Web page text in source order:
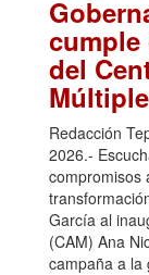
del
Redacción
2026.-
compromisos
García al
(CAM) Ana
campaña a la